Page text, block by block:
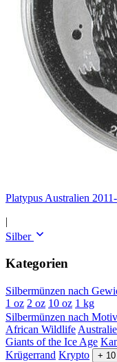
Platypus Australien
|
Silber
Kategorien
Silbermünzen nach
1 oz 2 oz 10 oz 1 kg
Silbermünzen nach Motiv
African Wildlife
Giants of the Ice Age
Krügerrand Krypto +